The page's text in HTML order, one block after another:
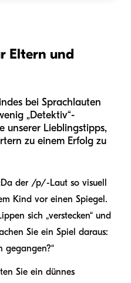
Eltern und
bei Sprachlauten
„Detektiv“-
unserer Lieblingstipps,
zu einem Erfolg zu
Da der /p/-Laut so visuell
Kind vor einen Spiegel.
sich „verstecken“ und
Sie ein Spiel daraus:
gegangen?“
Sie ein dünnes